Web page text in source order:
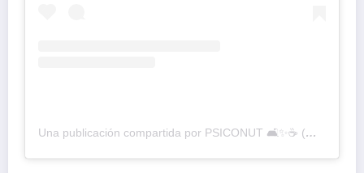
Una publicación compartida por PSICONUT 🛋✨☕️ (@psiconutpuebla)